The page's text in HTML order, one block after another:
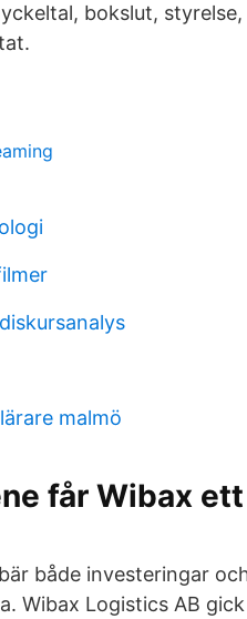
bokslut,
malmö
får Wibax
både investeringar
Wibax Logistics AB